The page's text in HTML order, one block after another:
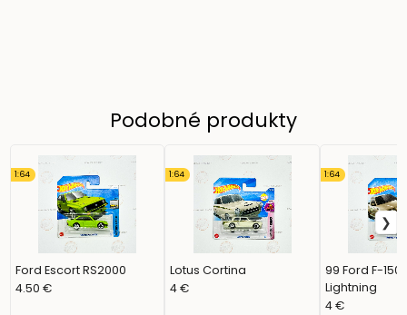
Podobné produkty
Ford Escort RS2000
1:64
4.50 €
Lotus Cortina
1:64
4 €
99 Ford F-150
Lightning
1:64
4 €